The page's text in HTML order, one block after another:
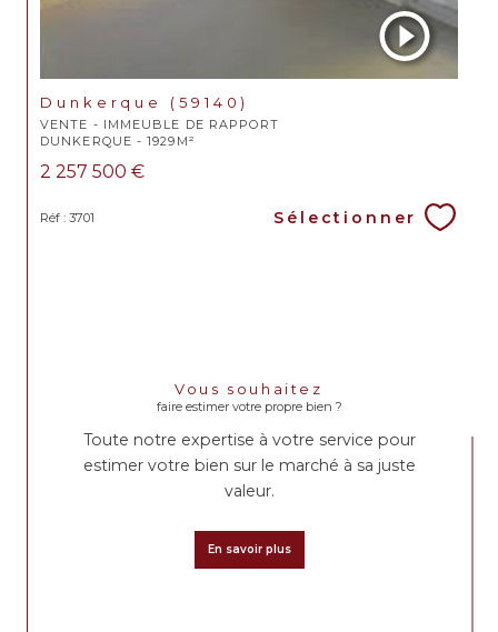
Dunkerque (59140)
VENTE - IMMEUBLE DE RAPPORT
DUNKERQUE - 1929M²
2 257 500 €
Réf : 3701 Sélectionner
Vous souhaitez
faire estimer votre propre bien ?
Toute notre expertise à votre service pour
estimer votre bien sur le marché à sa juste
valeur.
En savoir plus